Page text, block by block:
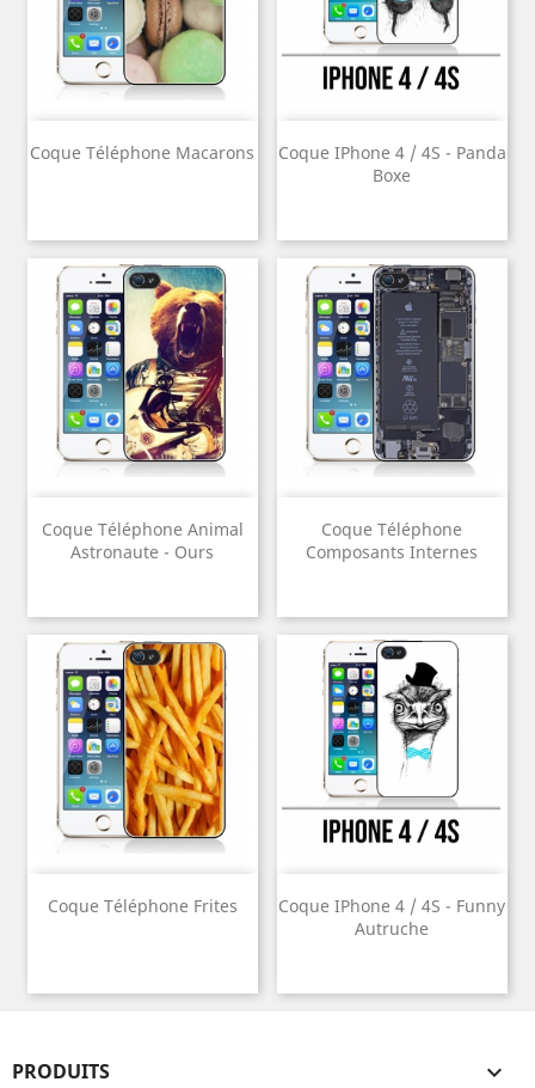
Coque Téléphone Macarons
Coque IPhone 4 / 4S - Panda
Boxe
Coque Téléphone Animal
Astronaute - Ours
Coque Téléphone
Composants Internes
Coque Téléphone Frites
Coque IPhone 4 / 4S - Funny
Autruche
PRODUITS 